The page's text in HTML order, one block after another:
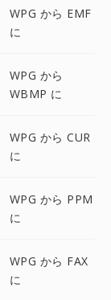
WPG から EMF
に
WPG から
WBMP に
WPG から CUR
に
WPG から PPM
に
WPG から FAX
に